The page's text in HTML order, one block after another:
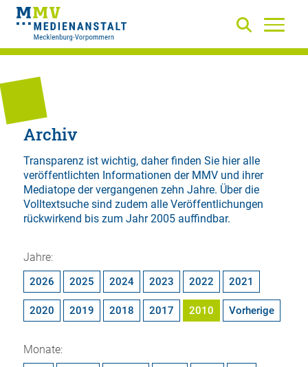
Archiv
Transparenz ist wichtig, daher finden Sie hier alle
veröffentlichten Informationen der MMV und ihrer
Mediatope der vergangenen zehn Jahre. Über die
Volltextsuchesind zudem alle Veröffentlichungen
rückwirkend bis zum Jahr 2005 auffindbar.
Jahre:
2026 2025 2024 2023 2022 2021
2020 2019 2018 2017 2010 Vorherige
Monate: